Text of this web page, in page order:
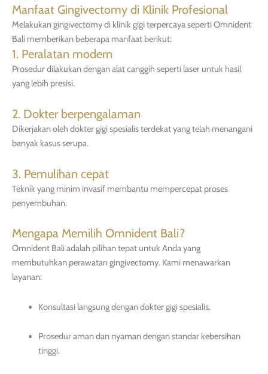
Manfaat Gingivectomy di Klinik Profesional
Melakukan gingivectomy di klinik gigi terpercaya seperti Omnident
Bali memberikan beberapa manfaat berikut:
1. Peralatan modern
Prosedur dilakukan dengan alat canggih seperti laser untuk hasil
yang lebih presisi.
2. Dokter berpengalaman
Dikerjakan oleh dokter gigi spesialis terdekat yang telah menangani
banyak kasus serupa.
3. Pemulihan cepat
Teknik yang minim invasif membantu mempercepat proses
penyembuhan.
Mengapa Memilih Omnident Bali?
Omnident Bali adalah pilihan tepat untuk Anda yang
membutuhkan perawatan gingivectomy. Kami menawarkan
layanan:
Konsultasi langsung dengan dokter gigi spesialis.
Prosedur aman dan nyaman dengan standar kebersihan
tinggi.